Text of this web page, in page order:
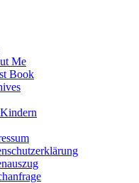
Me
Book